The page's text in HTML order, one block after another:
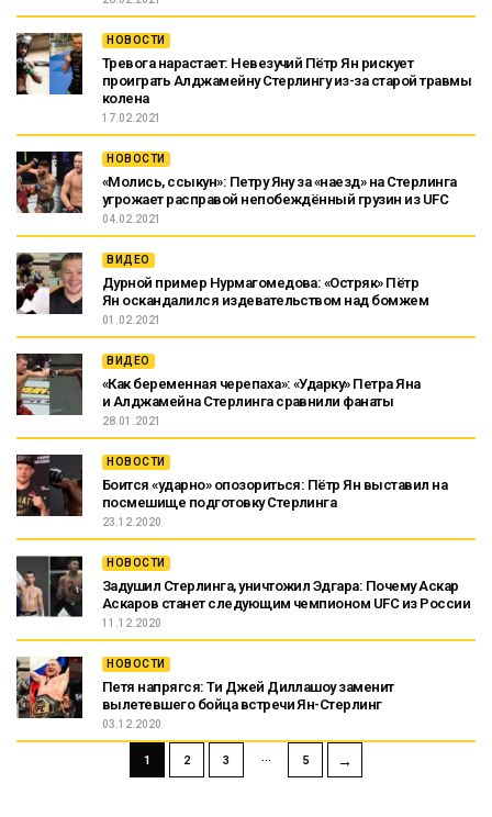
НОВОСТИ
Тревога нарастает: Невезучий Пётр Ян рискует
проиграть Алджамейну Стерлингу из-за старой травмы
колена
17.02.2021
НОВОСТИ
«Молись, ссыкун»: Петру Яну за «наезд» на Стерлинга
угрожает расправой непобеждённый грузин из UFC
04.02.2021
ВИДЕО
Дурной пример Нурмагомедова: «Остряк» Пётр
Ян оскандалился издевательством над бомжем
01.02.2021
ВИДЕО
«Как беременная черепаха»: «Ударку» Петра Яна
и Алджамейна Стерлинга сравнили фанаты
28.01.2021
НОВОСТИ
Боится «ударно» опозориться: Пётр Ян выставил на
посмешище подготовку Стерлинга
23.12.2020
НОВОСТИ
Задушил Стерлинга, уничтожил Эдгара: Почему Аскар
Аскаров станет следующим чемпионом UFC из России
11.12.2020
НОВОСТИ
Петя напрягся: Ти Джей Диллашоу заменит
вылетевшего бойца встречи Ян-Стерлинг
03.12.2020
1 2 3 … 5 →